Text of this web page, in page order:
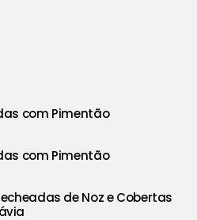
com Pimentão
com Pimentão
de Noz e Cobertas